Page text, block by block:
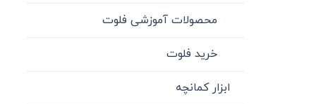
محصولات آموزشی فلوت
خرید فلوت
ابزار کمانچه